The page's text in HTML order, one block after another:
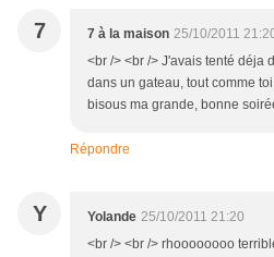
7 7 à la maison 25/10/2011
<br /> <br /> J'avais tenté déja
dans un gateau, tout comme
bisous ma grande, bonne
Répondre
Y Yolande 25/10/2011 21:20
<br /> <br /> rhoooooooo